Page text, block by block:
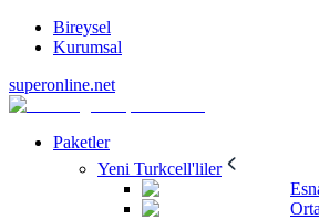
Bireysel
Kurumsal
superonline.net
Paketler
Yeni Turkcell'liler